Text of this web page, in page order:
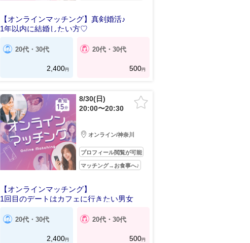
【オンラインマッチング】真剣婚活♪
1年以内に結婚したい方♡
20代・30代
2,400円
20代・30代
500円
8/30(日)
20:00〜20:30
オンライン/神奈川
プロフィール閲覧が可能
マッチング→お食事へ♪
【オンラインマッチング】
1回目のデートはカフェに行きたい男女
20代・30代
2,400円
20代・30代
500円